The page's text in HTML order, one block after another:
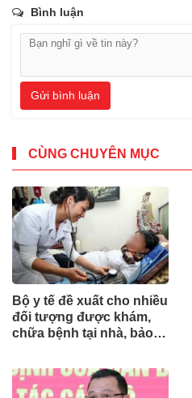
Bình luận
Gửi bình luận
CÙNG CHUYÊN MỤC
Bộ y tế đề xuất cho nhiều
đối tượng được khám,
chữa bệnh tại nhà, bảo